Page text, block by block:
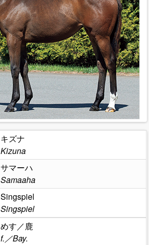
キズナ
Kizuna
サマーハ
Samaaha
Singspiel
Singspiel
めす／鹿
f.／Bay.